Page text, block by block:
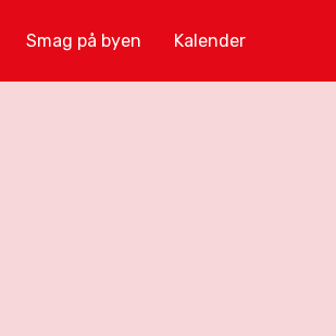
Smag på byen Kalender